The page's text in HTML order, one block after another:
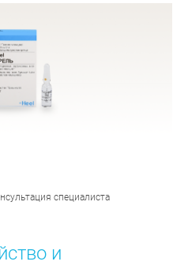
специалиста
и